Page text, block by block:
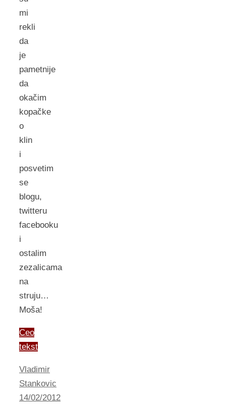
mi
rekli
da
je
pametnije
da
okačim
kopačke
o
klin
i
posvetim
se
blogu,
twitteru
facebooku
i
ostalim
zezalicama
na
struju…
Moša!
Ceo
tekst
Vladimir
Stankovic
14/02/2012